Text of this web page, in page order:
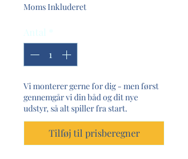
Moms Inkluderet
Antal *
Vi monterer gerne for dig - men først
gennemgår vi din båd og dit nye
udstyr, så alt spiller fra start.
Tilføj til prisberegner